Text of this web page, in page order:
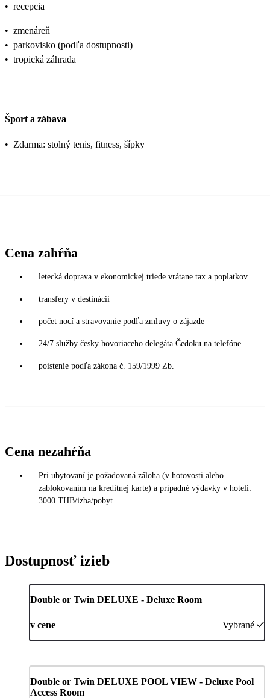
• recepcia
• zmenáreň
• parkovisko (podľa dostupnosti)
• tropická záhrada
Šport a zábava
• Zdarma: stolný tenis, fitness, šípky
Cena zahŕňa
letecká doprava v ekonomickej triede vrátane tax a poplatkov
transfery v destinácii
počet nocí a stravovanie podľa zmluvy o zájazde
24/7 služby česky hovoriaceho delegáta Čedoku na telefóne
poistenie podľa zákona č. 159/1999 Zb.
Cena nezahŕňa
Pri ubytovaní je požadovaná záloha (v hotovosti alebo
zablokovaním na kreditnej karte) a prípadné výdavky v hoteli:
3000 THB/izba/pobyt
Dostupnosť izieb
Double or Twin DELUXE - Deluxe Room
v cene Vybrané
Double or Twin DELUXE POOL VIEW - Deluxe Pool
Access Room